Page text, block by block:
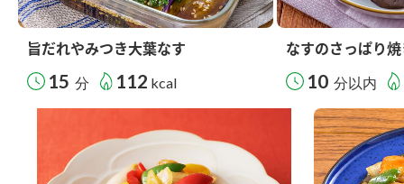
旨だれやみつき大葉なす
15 分 112 kcal
なすのさっぱり
10 分以内